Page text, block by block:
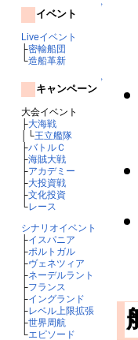
↑
イベント
Liveイベント
├密輸船団
└造船革新
↑
キャンペーン
大会イベント
├大海戦
│└王立艦隊
├バトルＣ
├海賊大戦
├アカデミー
├大投資戦
├文化投資
└レース
シナリオイベント
├イスパニア
├ポルトガル
├ヴェネツィア
├ネーデルラント
├フランス
├イングランド
├レベル上限拡張
├世界周航
└エピソード